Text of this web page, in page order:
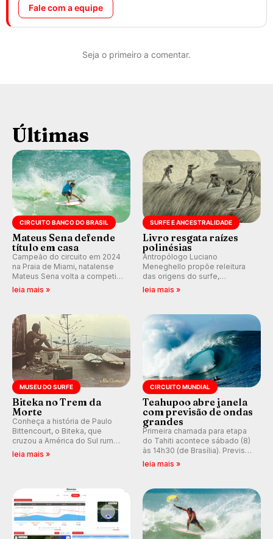
Fale com a equipe
Seja o primeiro a comentar.
Últimas
CIRCUITO BANCO DO BRASIL
Mateus Sena defende
título em casa
Campeão do circuito em 2024
na Praia de Miami, natalense
Mateus Sena volta a competir
em casa em busca de manter a
leia mais »
SURFE E ANCESTRALIDADE
Livro resgata raízes
polinésias
Antropólogo Luciano
Meneghello propõe releitura
das origens do surfe,
resgatando a cultura polinésia
prática em esporte e indústria.
leia mais »
MUSEU DO SURFE
Biteka no Trem da
Morte
Conheça a história de Paulo
Bittencourt, o Biteka, que
cruzou a América do Sul rumo
ao Pacífico em uma jornada
leia mais »
CIRCUITO MUNDIAL
Teahupoo abre janela
com previsão de ondas
grandes
Primeira chamada para etapa
do Tahiti acontece sábado (8)
às 14h30 (de Brasília). Previsão
indica swell consistente.
Kelly Slater convidado.
leia mais »